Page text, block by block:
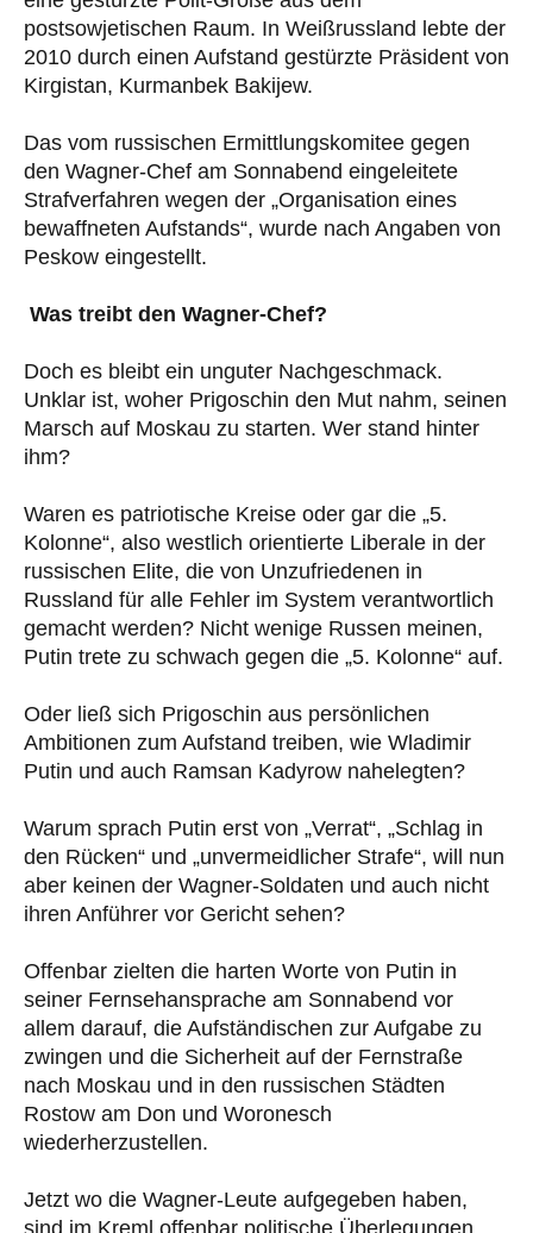
postsowjetischen Raum. In Weißrussland lebte der
2010 durch einen Aufstand gestürzte Präsident von
Kirgistan, Kurmanbek Bakijew.
Das vom russischen Ermittlungskomitee gegen
den Wagner-Chef am Sonnabend eingeleitete
Strafverfahren wegen der „Organisation eines
bewaffneten Aufstands“, wurde nach Angaben von
Peskow eingestellt.
Was treibt den Wagner-Chef?
Doch es bleibt ein unguter Nachgeschmack.
Unklar ist, woher Prigoschin den Mut nahm, seinen
Marsch auf Moskau zu starten. Wer stand hinter
ihm?
Waren es patriotische Kreise oder gar die „5.
Kolonne“, also westlich orientierte Liberale in der
russischen Elite, die von Unzufriedenen in
Russland für alle Fehler im System verantwortlich
gemacht werden? Nicht wenige Russen meinen,
Putin trete zu schwach gegen die „5. Kolonne“ auf.
Oder ließ sich Prigoschin aus persönlichen
Ambitionen zum Aufstand treiben, wie Wladimir
Putin und auch Ramsan Kadyrow nahelegten?
Warum sprach Putin erst von „Verrat“, „Schlag in
den Rücken“ und „unvermeidlicher Strafe“, will nun
aber keinen der Wagner-Soldaten und auch nicht
ihren Anführer vor Gericht sehen?
Offenbar zielten die harten Worte von Putin in
seiner Fernsehansprache am Sonnabend vor
allem darauf, die Aufständischen zur Aufgabe zu
zwingen und die Sicherheit auf der Fernstraße
nach Moskau und in den russischen Städten
Rostow am Don und Woronesch
wiederherzustellen.
Jetzt wo die Wagner-Leute aufgegeben haben,